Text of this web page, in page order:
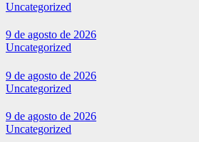
Uncategorized
9 de agosto de 2026
Uncategorized
9 de agosto de 2026
Uncategorized
9 de agosto de 2026
Uncategorized